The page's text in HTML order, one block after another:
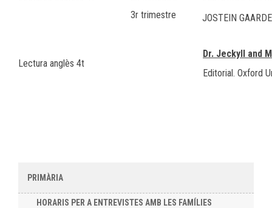
3r trimestre
JOSTEIN
Lectura anglès 4t
Dr. Jeckyll and
Editorial. Oxford
PRIMÀRIA
HORARIS PER A ENTREVISTES AMB LES FAMÍLIES